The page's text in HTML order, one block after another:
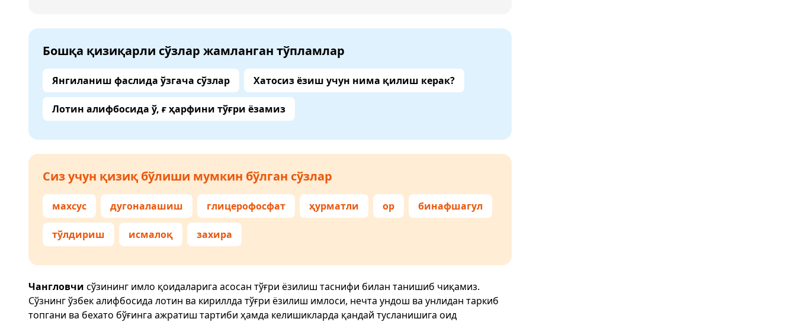
Бошқа қизиқарли сўзлар жамланган тўпламлар
Янгиланиш фаслида ўзгача сўзлар Хатосиз ёзиш учун нима қилиш керак?
Лотин алифбосида ў, ғ ҳарфини тўғри ёзамиз
Сиз учун қизиқ бўлиши мумкин бўлган сўзлар
махсус дугоналашиш глицерофосфат ҳурматли ор бинафшагул
тўлдириш исмалоқ захира
Чангловчи сўзининг имло қоидаларига асосан тўғри ёзилиш таснифи билан танишиб чиқамиз.
Сўзнинг ўзбек алифбосида лотин ва кириллда тўғри ёзилиш имлоси, нечта ундош ва унлидан таркиб
топгани ва бехато бўғинга ажратиш тартиби ҳамда келишикларда қандай тусланишига оид